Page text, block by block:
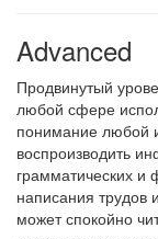
Advanced
Продвинутый
любой сфере
понимание любой
воспроизводить
грамматических и
написания трудов
может спокойно